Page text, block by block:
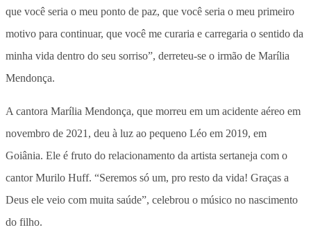
que você seria o meu ponto de paz, que você seria o meu primeiro
motivo para continuar, que você me curaria e carregaria o sentido da
minha vida dentro do seu sorriso”, derreteu-se o irmão de Marília
Mendonça.
A cantora Marília Mendonça, que morreu em um acidente aéreo em
novembro de 2021, deu à luz ao pequeno Léo em 2019, em
Goiânia. Ele é fruto do relacionamento da artista sertaneja com o
cantor Murilo Huff. “Seremos só um, pro resto da vida! Graças a
Deus ele veio com muita saúde”, celebrou o músico no nascimento
do filho.